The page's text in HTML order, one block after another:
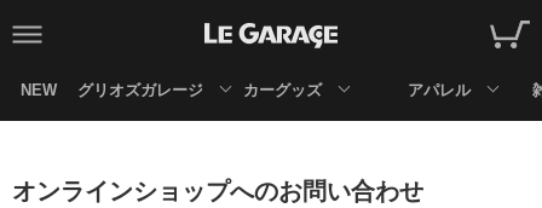
NEW グリオズガレージ カーグッズ アパレル
オンラインショップへのお問い合わせ